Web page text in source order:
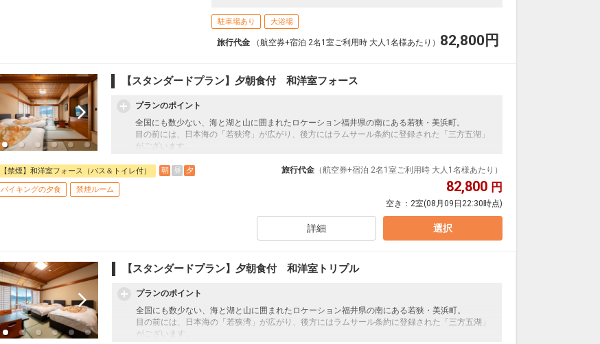
駐車場あり 大浴場
旅行代金 （航空券+宿泊 2名1室ご利用時 大人1名様あたり） 82,800 円
【スタンダードプラン】夕朝食付 和洋室フォース
プランのポイント
全国にも数少ない、海と湖と山に囲まれたロケーション福井県の南にある若狭・美浜町。
目の前には、日本海の「若狭湾」が広がり、後方にはラムサール条約に登録された「三方五湖」
がございます。
美しいリアス式海岸、風光明媚な三方五湖、とりどりの景勝を見せる山々。
夕食は4月から10月の夏季は「七彩」、11月から3月の冬季は「カニ紀行」をご用意。
※7月17日から8月23日のご夕食はバイキングとなります。
【禁煙】和洋室フォース（バス＆トイレ付） 朝 昼 夕
バイキングの夕食 禁煙ルーム
旅行代金 （航空券+宿泊 2名1室ご利用時 大人1名様あたり）
82,800 円
空き： 2室(08月09日22:30時点)
詳細 選択
【スタンダードプラン】夕朝食付 和洋室トリプル
プランのポイント
全国にも数少ない、海と湖と山に囲まれたロケーション福井県の南にある若狭・美浜町。
目の前には、日本海の「若狭湾」が広がり、後方にはラムサール条約に登録された「三方五湖」
がございます。